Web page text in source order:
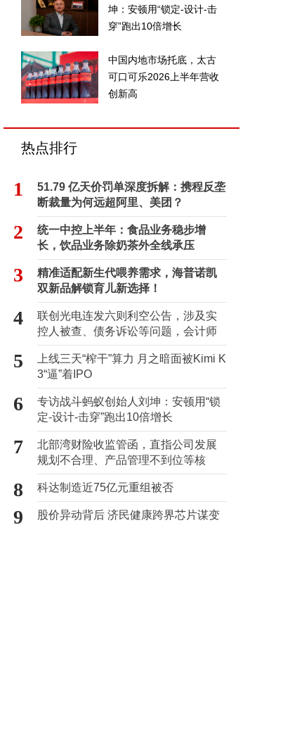
坤：安顿用“锁定-设计-击
穿”跑出10倍增长
中国内地市场托底，太古
可口可乐2026上半年营收
创新高
热点排行
1
51.79 亿天价罚单深度拆解：携程反垄
断裁量为何远超阿里、美团？
2
统一中控上半年：食品业务稳步增
长，饮品业务除奶茶外全线承压
3
精准适配新生代喂养需求，海普诺凯
双新品解锁育儿新选择！
4
联创光电连发六则利空公告，涉及实
控人被查、债务诉讼等问题，会计师
事务所曾出具“保留意见”
5
上线三天“榨干”算力 月之暗面被Kimi K
3“逼”着IPO
6
专访战斗蚂蚁创始人刘坤：安顿用“锁
定-设计-击穿”跑出10倍增长
7
北部湾财险收监管函，直指公司发展
规划不合理、产品管理不到位等核
心“痛点”
8 科达制造近75亿元重组被否
9 股价异动背后 济民健康跨界芯片谋变